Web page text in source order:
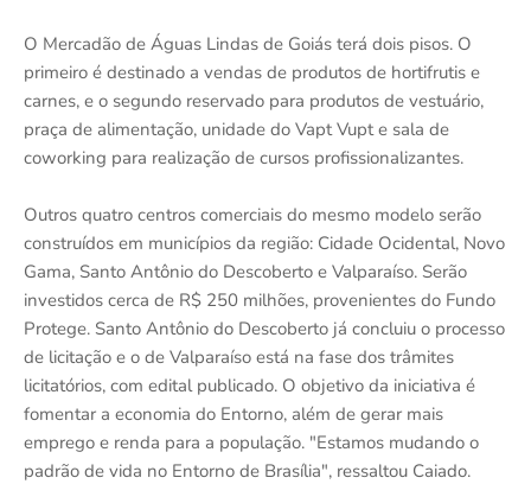
O Mercadão de Águas Lindas de Goiás terá dois pisos. O
primeiro é destinado a vendas de produtos de hortifrutis e
carnes, e o segundo reservado para produtos de vestuário,
praça de alimentação, unidade do Vapt Vupt e sala de
coworking para realização de cursos profissionalizantes.
Outros quatro centros comerciais do mesmo modelo serão
construídos em municípios da região: Cidade Ocidental, Novo
Gama, Santo Antônio do Descoberto e Valparaíso. Serão
investidos cerca de R$ 250 milhões, provenientes do Fundo
Protege. Santo Antônio do Descoberto já concluiu o processo
de licitação e o de Valparaíso está na fase dos trâmites
licitatórios, com edital publicado. O objetivo da iniciativa é
fomentar a economia do Entorno, além de gerar mais
emprego e renda para a população. "Estamos mudando o
padrão de vida no Entorno de Brasília", ressaltou Caiado.